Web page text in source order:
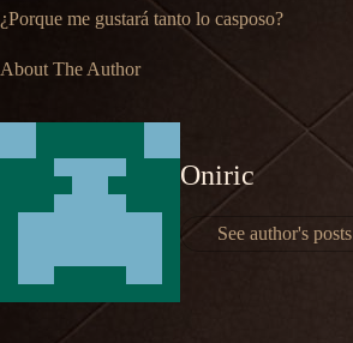
¿Porque me gustará tanto lo casposo?
About The Author
Oniric
See author's posts